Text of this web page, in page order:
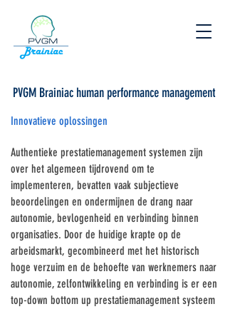
PVGM Brainiac human performance management
Innovatieve oplossingen
Authentieke prestatiemanagement systemen zijn
over het algemeen tijdrovend om te
implementeren, bevatten vaak subjectieve
beoordelingen en ondermijnen de drang naar
autonomie, bevlogenheid en verbinding binnen
organisaties. Door de huidige krapte op de
arbeidsmarkt, gecombineerd met het historisch
hoge verzuim en de behoefte van werknemers naar
autonomie, zelfontwikkeling en verbinding is er een
top-down bottom up prestatiemanagement systeem